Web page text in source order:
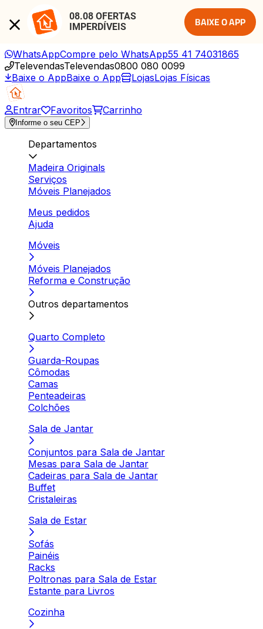
08.08 OFERTAS
IMPERDÍVEIS
BAIXE O APP
WhatsAppCompre pelo WhatsApp55 41 74031865
TelevendasTelevendas0800 080 0099
Baixe o AppBaixe o App LojasLojas Físicas
Entrar Favoritos Carrinho
Informe o seu CEP
Departamentos
Madeira Originals
Serviços
Móveis Planejados
Meus pedidos
Ajuda
Móveis
Móveis Planejados
Reforma e Construção
Outros departamentos
Quarto Completo
Guarda-Roupas
Cômodas
Camas
Penteadeiras
Colchões
Sala de Jantar
Conjuntos para Sala de Jantar
Mesas para Sala de Jantar
Cadeiras para Sala de Jantar
Buffet
Cristaleiras
Sala de Estar
Sofás
Painéis
Racks
Poltronas para Sala de Estar
Estante para Livros
Cozinha